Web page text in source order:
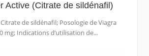
Active (Citrate de sildénafil)
de sildénafil; Posologie de Viagra
mg; Indications d’utilisation de...